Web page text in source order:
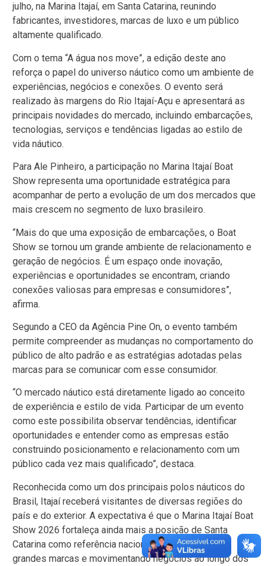
julho, na Marina Itajaí, em Santa Catarina, reunindo
fabricantes, investidores, marcas de luxo e um público
altamente qualificado.
Com o tema “A água nos move”, a edição deste ano
reforça o papel do universo náutico como um ambiente de
experiências, negócios e conexões. O evento será
realizado às margens do Rio Itajaí-Açu e apresentará as
principais novidades do mercado, incluindo embarcações,
tecnologias, serviços e tendências ligadas ao estilo de
vida náutico.
Para Ale Pinheiro, a participação no Marina Itajaí Boat
Show representa uma oportunidade estratégica para
acompanhar de perto a evolução de um dos mercados que
mais crescem no segmento de luxo brasileiro.
“Mais do que uma exposição de embarcações, o Boat
Show se tornou um grande ambiente de relacionamento e
geração de negócios. É um espaço onde inovação,
experiências e oportunidades se encontram, criando
conexões valiosas para empresas e consumidores”,
afirma.
Segundo a CEO da Agência Pine On, o evento também
permite compreender as mudanças no comportamento do
público de alto padrão e as estratégias adotadas pelas
marcas para se comunicar com esse consumidor.
“O mercado náutico está diretamente ligado ao conceito
de experiência e estilo de vida. Participar de um evento
como este possibilita observar tendências, identificar
oportunidades e entender como as empresas estão
construindo posicionamento e relacionamento com um
público cada vez mais qualificado”, destaca.
Reconhecida como um dos principais polos náuticos do
Brasil, Itajaí receberá visitantes de diversas regiões do
país e do exterior. A expectativa é que o Marina Itajaí Boat
Show 2026 fortaleça ainda mais a posição de Santa
Catarina como referência nacional no setor, reunindo
grandes marcas e movimentando negócios ao longo dos